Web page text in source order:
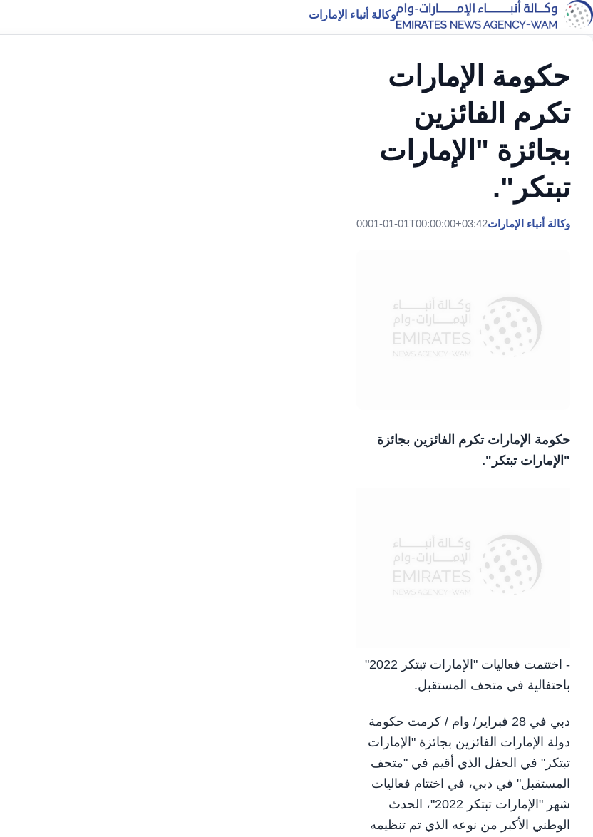
وكالة أنباء الإمارات
حكومة الإمارات
تكرم الفائزين
بجائزة "الإمارات
تبتكر".
وكالة أنباء الإمارات0001-01-01T00:00:00+03:42
حكومة الإمارات تكرم الفائزين بجائزة
"الإمارات تبتكر".
- اختتمت فعاليات "الإمارات تبتكر 2022"
باحتفالية في متحف المستقبل.
دبي في 28 فبراير/ وام / كرمت حكومة
دولة الإمارات الفائزين بجائزة "الإمارات
تبتكر" في الحفل الذي أقيم في "متحف
المستقبل" في دبي، في اختتام فعاليات
شهر "الإمارات تبتكر 2022"، الحدث
الوطني الأكبر من نوعه الذي تم تنظيمه